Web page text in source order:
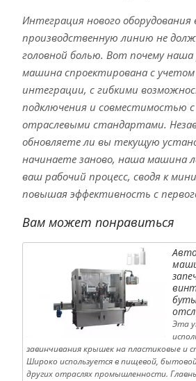
Интеграция нового
производственную линию не
головной болью. Вот почему наша
машина спроектирована с
интеграции, с гибкими
подключения и совместимостью
отраслевыми стандартами.
обновляете ли вы текущую
начинаете заново, наша машина
ваш рабочий процесс, сводя к
повышая эффективность с
Вам может понравиться
Эта
завинчивания крышек на пластиковые и
Широко используется в пищевой,
других отраслях промышленности.